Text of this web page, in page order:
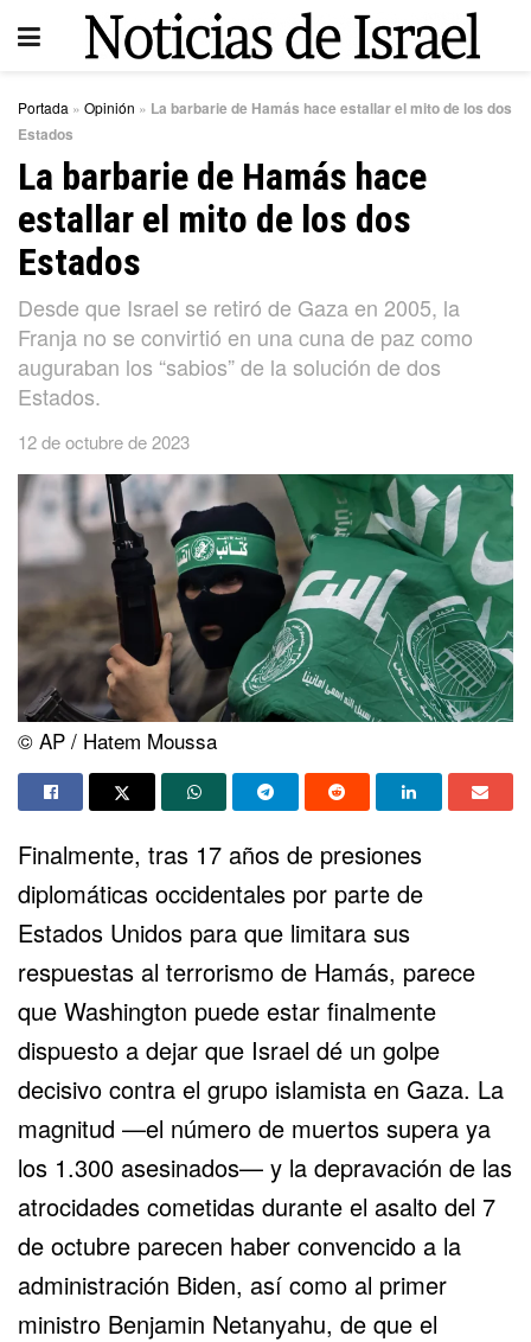
Portada » Opinión » La barbarie de Hamás hace estallar el mito de los dos
Estados
La barbarie de Hamás hace
estallar el mito de los dos
Estados
Desde que Israel se retiró de Gaza en 2005, la
Franja no se convirtió en una cuna de paz como
auguraban los “sabios” de la solución de dos
Estados.
12 de octubre de 2023
© AP / Hatem Moussa
Finalmente, tras 17 años de presiones
diplomáticas occidentales por parte de
Estados Unidos para que limitara sus
respuestas al terrorismo de Hamás, parece
que Washington puede estar finalmente
dispuesto a dejar que Israel dé un golpe
decisivo contra el grupo islamista en Gaza. La
magnitud —el número de muertos supera ya
los 1.300 asesinados— y la depravación de las
atrocidades cometidas durante el asalto del 7
de octubre parecen haber convencido a la
administración Biden, así como al primer
ministro Benjamin Netanyahu, de que el